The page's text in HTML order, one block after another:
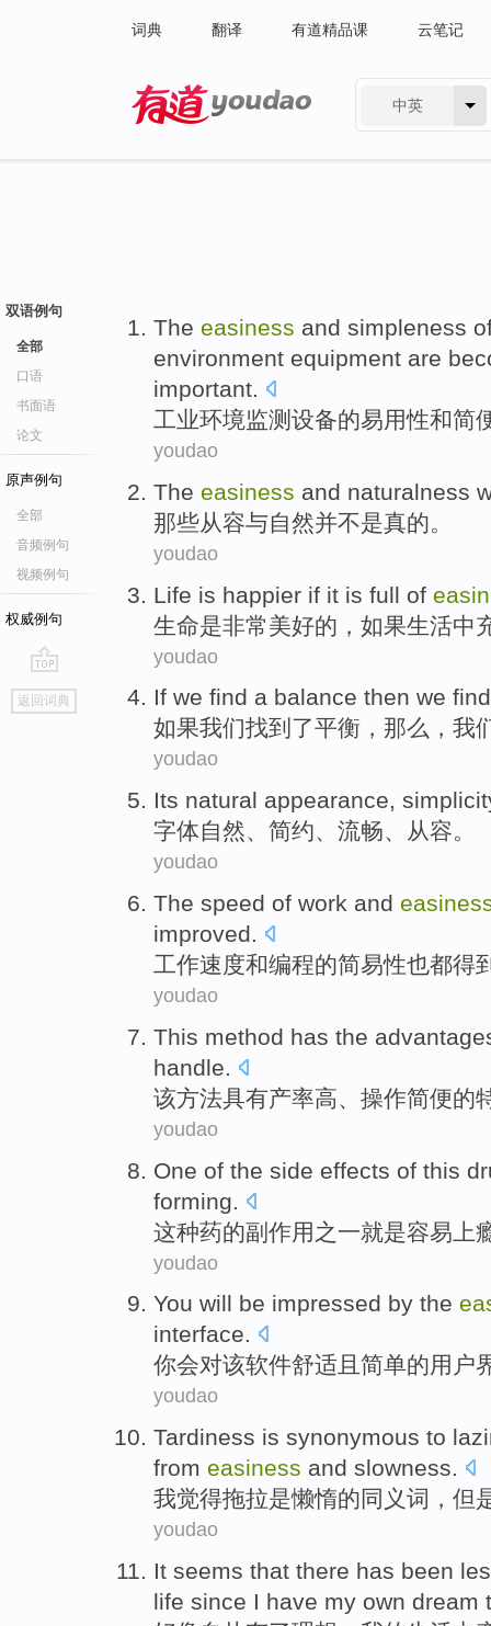
词典 翻译 有道精品课 云笔记
中英
双语例句
全部
口语
书面语
论文
原声例句
全部
音频例句
视频例句
权威例句
go
top
返回词典
The easiness and simpleness
environment equipment are
important.
工业环境监测 设备的易用性和简
youdao
The easiness and naturalness
那些从容与自然并不是真的。
youdao
Life is happier if it is full of
生命是非常美好的， 如果生活中
youdao
If we find a balance then we
如果我们找到 了平衡 ， 那么 ，我
youdao
Its natural appearance,
字体自然、 简约、 流畅、 从容。
youdao
The speed of work and
improved.
工作速度和编程的简易性也都得
youdao
This method has the
handle.
该方法具有产率高、 操作简便的
youdao
One of the side effects of this
forming
这种药的副作用 之一就是容易上
youdao
You will be impressed by the
interface.
你会对该软件舒适 且 简单的用户
youdao
Tardiness is synonymous to
from easiness and slowness.
我觉得拖拉是懒惰的同义词 ， 但
youdao
It seems that there has been
life since I have my own dream